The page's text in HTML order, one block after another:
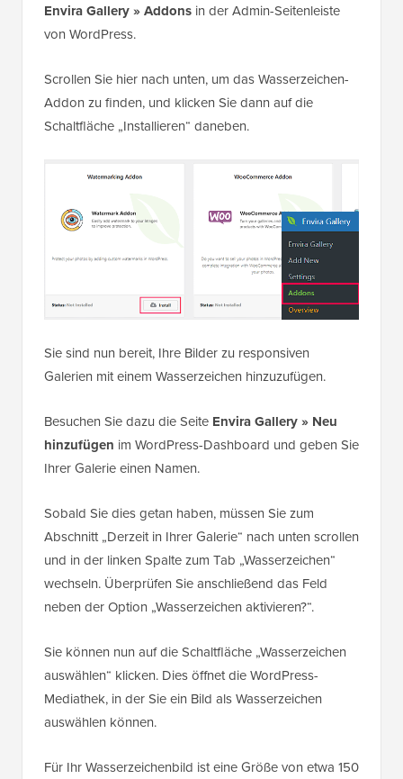
Envira Gallery » Addons in der Admin-Seitenleiste
von WordPress.
Scrollen Sie hier nach unten, um das Wasserzeichen-
Addon zu finden, und klicken Sie dann auf die
Schaltfläche „Installieren“ daneben.
Sie sind nun bereit, Ihre Bilder zu responsiven
Galerien mit einem Wasserzeichen hinzuzufügen.
Besuchen Sie dazu die Seite Envira Gallery » Neu
hinzufügen im WordPress-Dashboard und geben Sie
Ihrer Galerie einen Namen.
Sobald Sie dies getan haben, müssen Sie zum
Abschnitt „Derzeit in Ihrer Galerie“ nach unten scrollen
und in der linken Spalte zum Tab „Wasserzeichen“
wechseln. Überprüfen Sie anschließend das Feld
neben der Option „Wasserzeichen aktivieren?“.
Sie können nun auf die Schaltfläche „Wasserzeichen
auswählen“ klicken. Dies öffnet die WordPress-
Mediathek, in der Sie ein Bild als Wasserzeichen
auswählen können.
Für Ihr Wasserzeichenbild ist eine Größe von etwa 150